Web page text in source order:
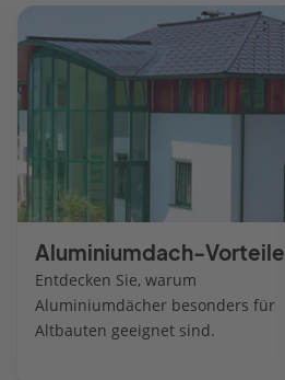
Aluminiumdach-Vorteile
Entdecken Sie, warum
Aluminiumdächer besonders für
Altbauten geeignet sind.